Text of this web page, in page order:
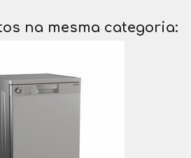
na mesma categoria: